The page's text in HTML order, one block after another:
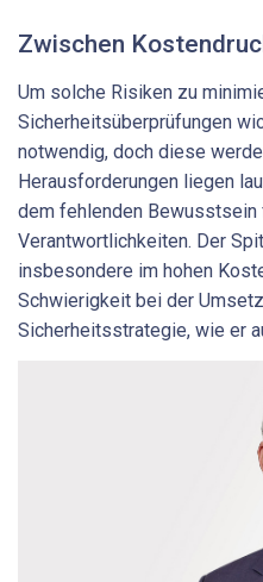
Zwischen
Um solche Risiken zu
Sicherheitsüberprüfungen
notwendig, doch diese
Herausforderungen liegen
dem fehlenden Bewusstsein
Verantwortlichkeiten. Der
insbesondere im hohen
Schwierigkeit bei der
Sicherheitsstrategie, wie er